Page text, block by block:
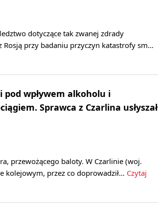
dotyczące tak zwanej zdrady
Rosją przy badaniu przyczyn katastrofy sm…
pod wpływem alkoholu i
Sprawca z Czarlina usłyszał
przewożącego baloty. W Czarlinie (woj.
kolejowym, przez co doprowadził… Czytaj